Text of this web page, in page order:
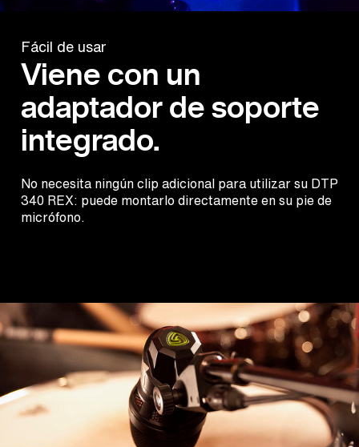
Fácil de usar
Viene con un
adaptador de soporte
integrado.
No necesita ningún clip adicional para utilizar su DTP
340 REX: puede montarlo directamente en su pie de
micrófono.